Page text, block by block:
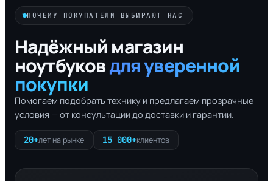
ПОЧЕМУ ПОКУПАТЕЛИ ВЫБИРАЮТ НАС
Надёжный магазин
ноутбуковдля уверенной
покупки
Помогаем подобрать технику и предлагаем прозрачные
условия — от консультации до доставки и гарантии.
20+лет на рынке 15 000+клиентов